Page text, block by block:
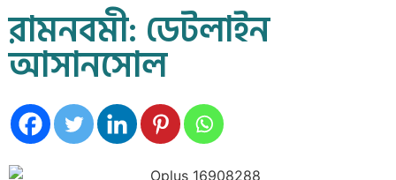
রামনবমী: ডেটলাইন
আসানসোল